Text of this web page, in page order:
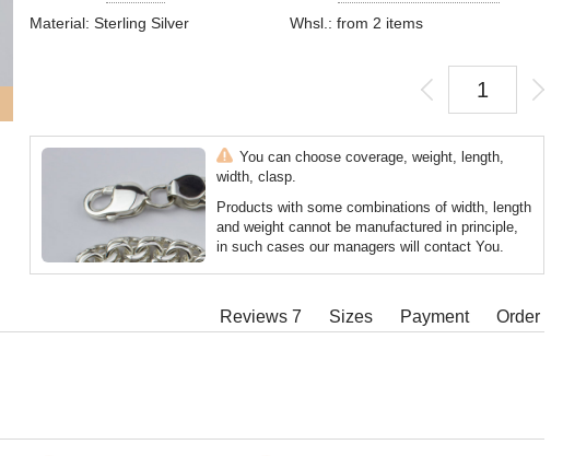
Material: Sterling Silver
Whsl.: from 2 items
You can choose coverage, weight, length,
width, clasp.
Products with some combinations of width, length
and weight cannot be manufactured in principle,
in such cases our managers will contact You.
Reviews 7 Order
Payment
Sizes